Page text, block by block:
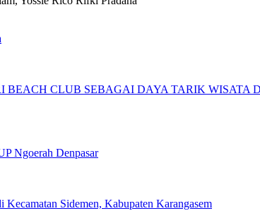
CLUB SEBAGAI DAYA TARIK WISATA
Ngoerah Denpasar
Sidemen, Kabupaten Karangasem